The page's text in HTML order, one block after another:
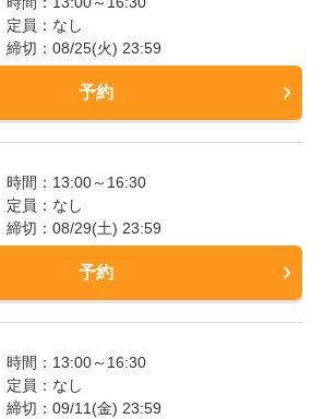
定員：なし
締切：08/25(火) 23:59
予約
時間：13:00～16:30
定員：なし
締切：08/29(土) 23:59
予約
時間：13:00～16:30
定員：なし
締切：09/11(金) 23:59